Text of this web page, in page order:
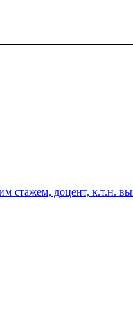
стажем, доцент, к.т.н.